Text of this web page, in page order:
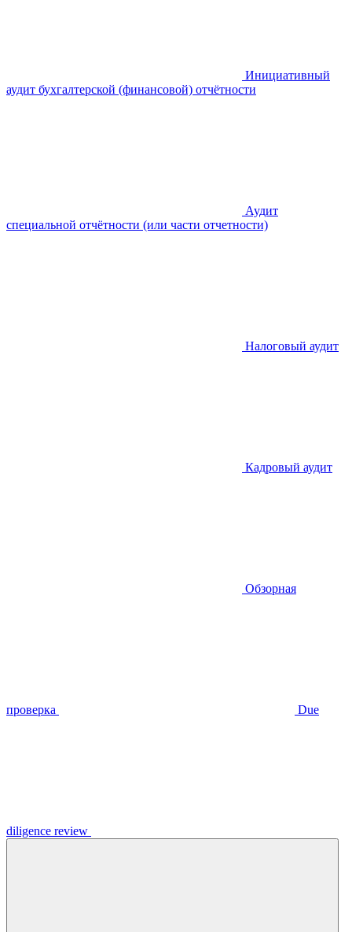
Инициативный
аудит бухгалтерской (финансовой) отчётности
Аудит
специальной отчётности (или части отчетности)
Налоговый аудит
Кадровый аудит
Обзорная
проверка Due
diligence review